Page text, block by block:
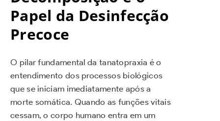
Papel da Desinfecção
Precoce
O pilar fundamental da tanatopraxia é o
entendimento dos processos biológicos
que se iniciam imediatamente após a
morte somática. Quando as funções vitais
cessam, o corpo humano entra em um